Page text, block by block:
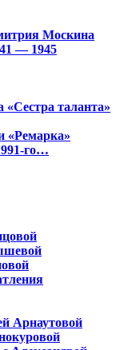
Москина
— 1945
«Сестра таланта»
«Ремарка»
го…
Арнаутовой